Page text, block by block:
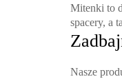
Mitenki to
spacery, a
Nasze